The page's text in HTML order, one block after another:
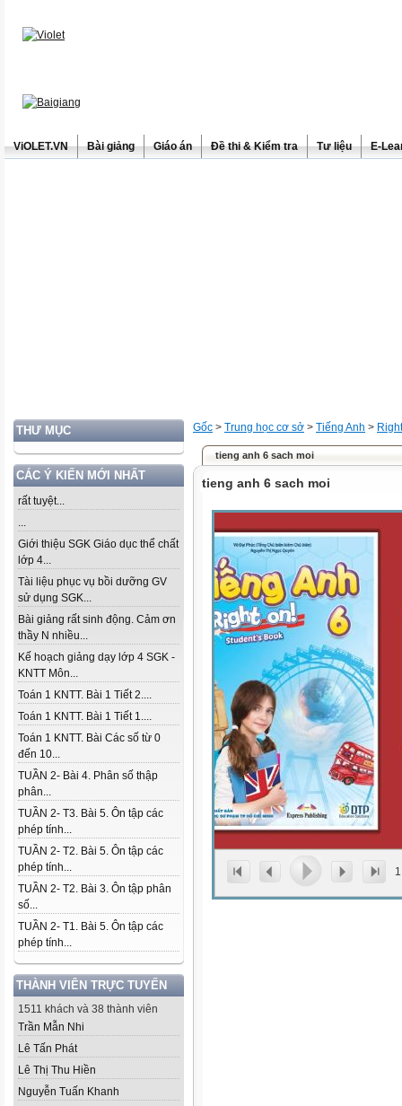
ViOLET.VN Bài giảng Giáo án Đề thi & Kiểm tra Tư liệu E-
THƯ MỤC
CÁC Ý KIẾN MỚI NHẤT
rất tuyệt...
...
Giới thiệu SGK Giáo dục thể chất
lớp 4...
Tài liệu phục vụ bồi dưỡng GV
sử dụng SGK...
Bài giảng rất sinh động. Cảm ơn
thầy N nhiều...
Kế hoạch giảng dạy lớp 4 SGK -
KNTT Môn...
Toán 1 KNTT. Bài 1 Tiết 2....
Toán 1 KNTT. Bài 1 Tiết 1....
Toán 1 KNTT. Bài Các số từ 0
đến 10...
TUẦN 2- Bài 4. Phân số thập
phân...
TUẦN 2- T3. Bài 5. Ôn tập các
phép tính...
TUẦN 2- T2. Bài 5. Ôn tập các
phép tính...
TUẦN 2- T2. Bài 3. Ôn tập phân
số...
TUẦN 2- T1. Bài 5. Ôn tập các
phép tính...
THÀNH VIÊN TRỰC TUYẾN
1511 khách và 38 thành viên
Trần Mẫn Nhi
Lê Tấn Phát
Lê Thị Thu Hiền
Nguyễn Tuấn Khanh
Gốc > Trung học cơ sở > Tiếng Anh >
tieng anh 6 sach moi
tieng anh 6 sach moi
1